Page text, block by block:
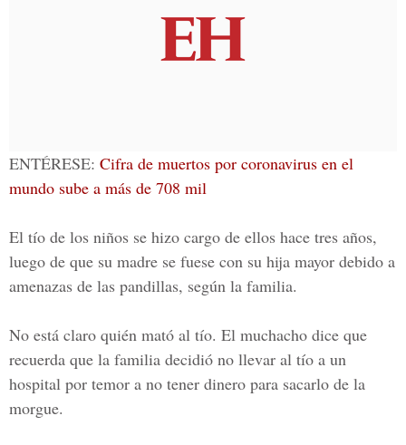
ENTÉRESE: Cifra de muertos por coronavirus en el
mundo sube a más de 708 mil
El tío de los niños se hizo cargo de ellos hace tres años,
luego de que su madre se fuese con su hija mayor debido a
amenazas de las pandillas, según la familia.
No está claro quién mató al tío. El muchacho dice que
recuerda que la familia decidió no llevar al tío a un
hospital por temor a no tener dinero para sacarlo de la
morgue.